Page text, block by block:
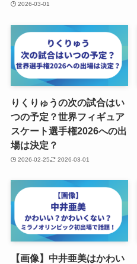
2026-03-01
りくりゅうの次の試合はい
つの予定？世界フィギュア
スケート選手権2026への出
場は決定？
2026-02-25 2026-03-01
【画像】中井亜美はかわい